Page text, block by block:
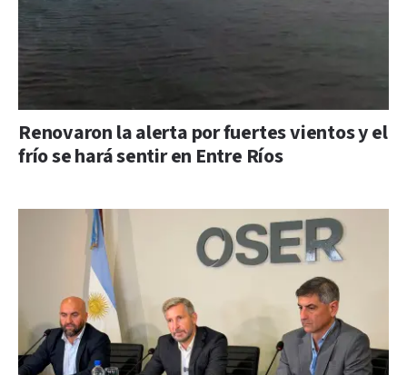
Renovaron la alerta por fuertes vientos y el
frío se hará sentir en Entre Ríos